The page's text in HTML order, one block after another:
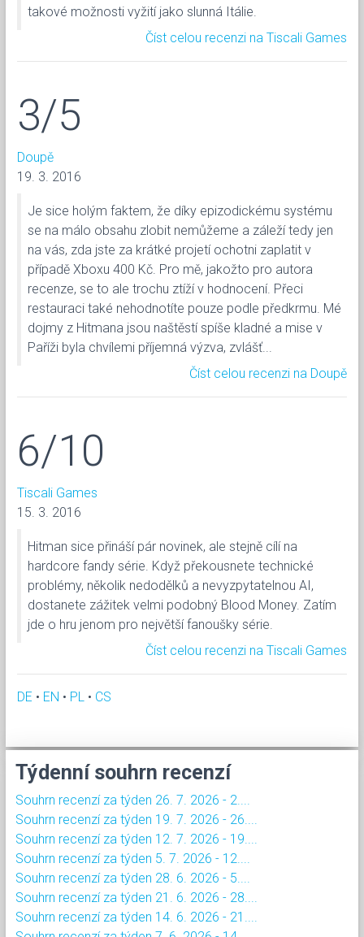
takové možnosti vyžití jako slunná Itálie.
Číst celou recenzi na Tiscali Games
3/5
Doupě
19. 3. 2016
Je sice holým faktem, že díky epizodickému systému
se na málo obsahu zlobit nemůžeme a záleží tedy jen
na vás, zda jste za krátké projetí ochotni zaplatit v
případě Xboxu 400 Kč. Pro mě, jakožto pro autora
recenze, se to ale trochu ztíží v hodnocení. Přeci
restauraci také nehodnotíte pouze podle předkrmu. Mé
dojmy z Hitmana jsou naštěstí spíše kladné a mise v
Paříži byla chvílemi příjemná výzva, zvlášť...
Číst celou recenzi na Doupě
6/10
Tiscali Games
15. 3. 2016
Hitman sice přináší pár novinek, ale stejně cílí na
hardcore fandy série. Když překousnete technické
problémy, několik nedodělků a nevyzpytatelnou AI,
dostanete zážitek velmi podobný Blood Money. Zatím
jde o hru jenom pro největší fanoušky série.
Číst celou recenzi na Tiscali Games
DE • EN • PL • CS
Týdenní souhrn recenzí
Souhrn recenzí za týden 26. 7. 2026 - 2....
Souhrn recenzí za týden 19. 7. 2026 - 26....
Souhrn recenzí za týden 12. 7. 2026 - 19....
Souhrn recenzí za týden 5. 7. 2026 - 12....
Souhrn recenzí za týden 28. 6. 2026 - 5....
Souhrn recenzí za týden 21. 6. 2026 - 28....
Souhrn recenzí za týden 14. 6. 2026 - 21....